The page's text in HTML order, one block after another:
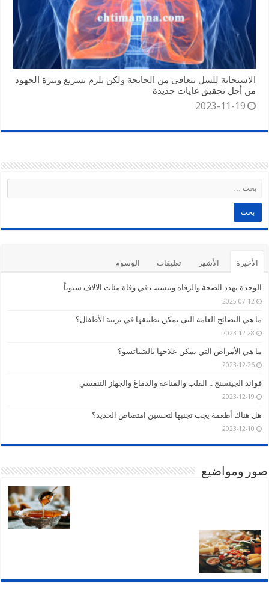
الاستجابة للسل تتعافى من الجائحة ولكن يلزم تسريع وتيرة الجهود
من أجل تحقيق غايات جديدة
2023-11-19
الأخيرة الأشهر تعليقات الوسوم
الوحدة تهدد الصحة والرفاه وتتسبب في وفاة مئات الآلاف سنوياً
2025-07-12
ما هي النصائح العامة التي يمكن تطبيقها في تربية الأطفال؟
2023-12-28
ما هي الأمراض التي يمكن علاجها بالشياتسو؟
2023-12-26
فوائد الجينسنج .. القلب والمناعة والدماغ والجهاز التنفسي
2023-12-19
هل هناك أطعمة يجب تجنبها لتحسين امتصاص الحديد؟
2023-12-10
صور ومواضيع